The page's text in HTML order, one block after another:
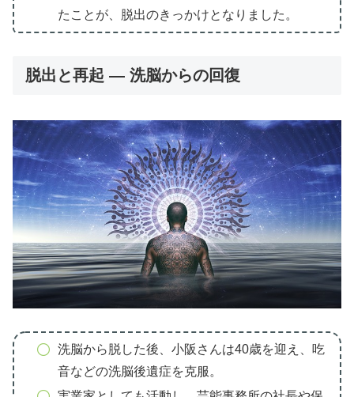
たことが、脱出のきっかけとなりました。
脱出と再起 — 洗脳からの回復
洗脳から脱した後、小阪さんは40歳を迎え、吃
音などの洗脳後遺症を克服。